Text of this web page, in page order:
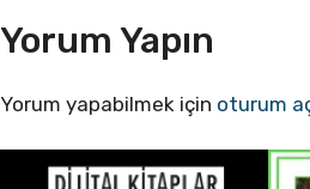
Yorum Yapın
Yorum yapabilmek için oturum